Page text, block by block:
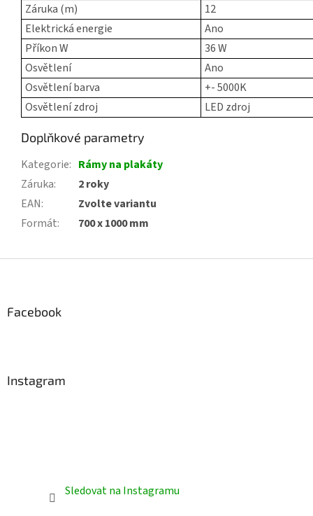
Záruka (m)
12
Elektrická energie
Ano
Příkon W
36 W
Osvětlení
Ano
Osvětlení barva
+- 5000K
Osvětlení zdroj
LED zdroj
Doplňkové parametry
Kategorie: Rámy na plakáty
Záruka:
2 roky
EAN:
Zvolte variantu
Formát: 700 x 1000 mm
Facebook
Instagram
Sledovat na Instagramu